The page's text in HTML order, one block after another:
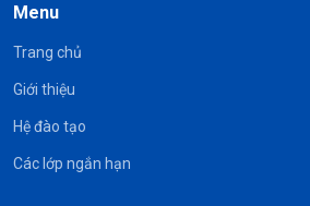
Menu
Trang chủ
Giới thiệu
Hệ đào tạo
Các lớp ngắn hạn